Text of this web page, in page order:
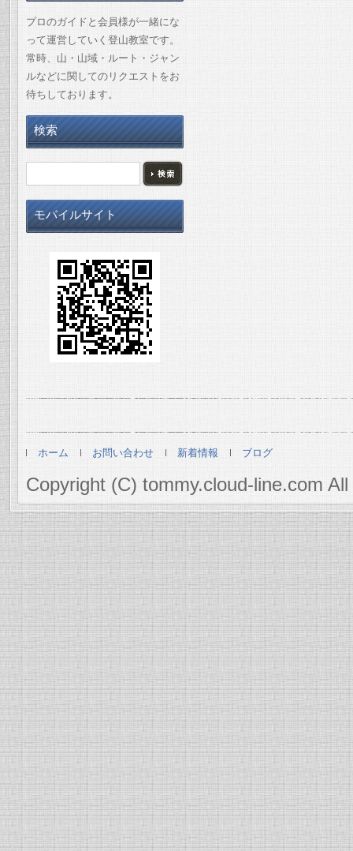
プロのガイドと会員様が一緒にな
って運営していく登山教室です。
常時、山・山域・ルート・ジャン
ルなどに関してのリクエストをお
待ちしております。
検索
モバイルサイト
ホーム お問い合わせ 新着情報 ブログ
Copyright (C) tommy.cloud-line.com